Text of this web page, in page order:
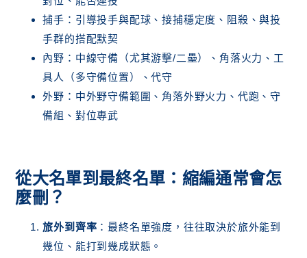
捕手：引導投手與配球、接捕穩定度、阻殺、與投
手群的搭配默契
內野：中線守備（尤其游擊/二壘）、角落火力、工
具人（多守備位置）、代守
外野：中外野守備範圍、角落外野火力、代跑、守
備組、對位專武
從大名單到最終名單：縮編通常會怎
麼刪？
旅外到齊率 ：最終名單強度，往往取決於旅外能到
幾位、能打到幾成狀態。